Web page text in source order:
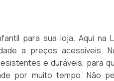
para sua loja. Aqui na
a preços acessíveis.
e duráveis, para
por muito tempo. Não